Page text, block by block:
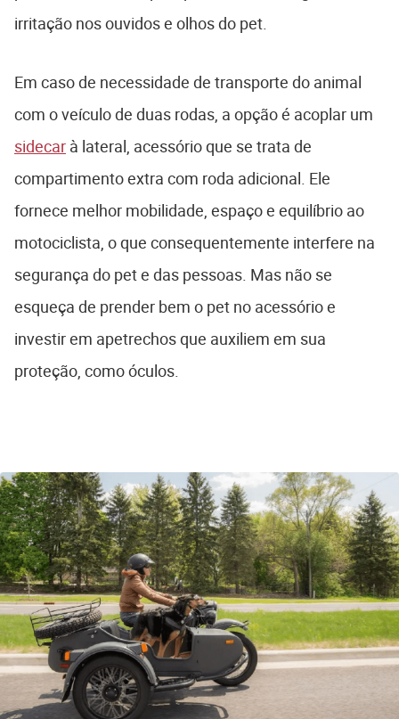
irritação nos ouvidos e olhos do pet.
Em caso de necessidade de transporte do animal
com o veículo de duas rodas, a opção é acoplar um
sidecar à lateral, acessório que se trata de
compartimento extra com roda adicional. Ele
fornece melhor mobilidade, espaço e equilíbrio ao
motociclista, o que consequentemente interfere na
segurança do pet e das pessoas. Mas não se
esqueça de prender bem o pet no acessório e
investir em apetrechos que auxiliem em sua
proteção, como óculos.